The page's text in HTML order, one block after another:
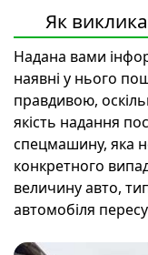
Як
Надана вами
наявні у нього
правдивою,
якість надання
спецмашину, яка
конкретного
величину авто,
автомобіля